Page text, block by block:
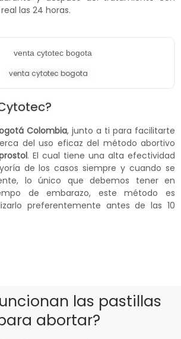
las 24 horas.
venta cytotec bogota
Colombia, junto a ti para facilitarte
del uso eficaz del método abortivo
. El cual tiene una alta efectividad
de los casos siempre y cuando se
lo único que debemos tener en
de embarazo, este método es
preferentemente antes de las 10
las pastillas
abortar?